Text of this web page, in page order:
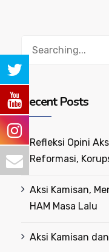
Recent Posts
Refleksi Opini
Reformasi,
Aksi Kamisan,
HAM Masa Lalu
Aksi Kamisan